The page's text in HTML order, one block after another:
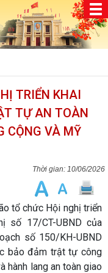
TRIỂN KHAI
TỰ AN TOÀN
CỘNG VÀ MỸ
10/06/2026
tổ chức Hội nghị triển
số 17/CT-UBND của
số 150/KH-UBND
bảo đảm trật tự công
hành lang an toàn giao